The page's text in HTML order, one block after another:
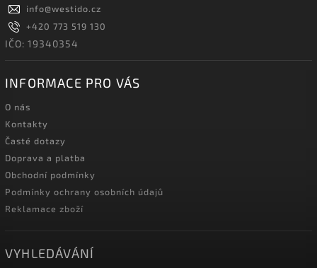
info@westido.cz
+420 773 519 130
IČO: 19340354
INFORMACE PRO VÁS
O nás
Kontakty
Časté dotazy
Doprava a platba
Obchodní podmínky
Podmínky ochrany osobních údajů
Reklamace zboží
VYHLEDÁVÁNÍ